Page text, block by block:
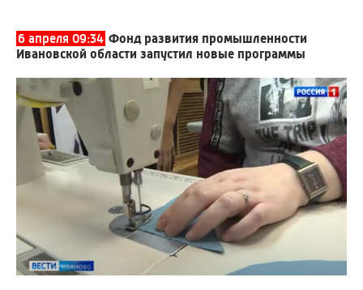
6 апреля 09:34 Фонд развития промышленности
Ивановской области запустил новые программы